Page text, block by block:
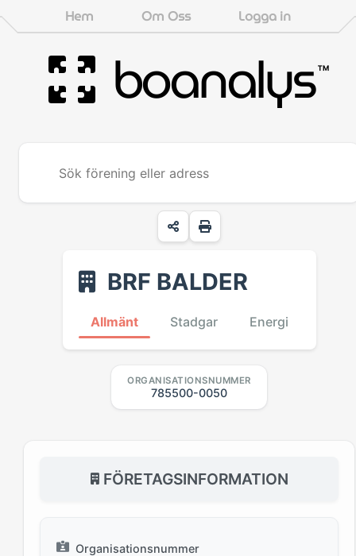
Hem Om Oss Logga in
boanalys™
BRF BALDER
Allmänt Stadgar Energi
ORGANISATIONSNUMMER
785500-0050
FÖRETAGSINFORMATION
Organisationsnummer